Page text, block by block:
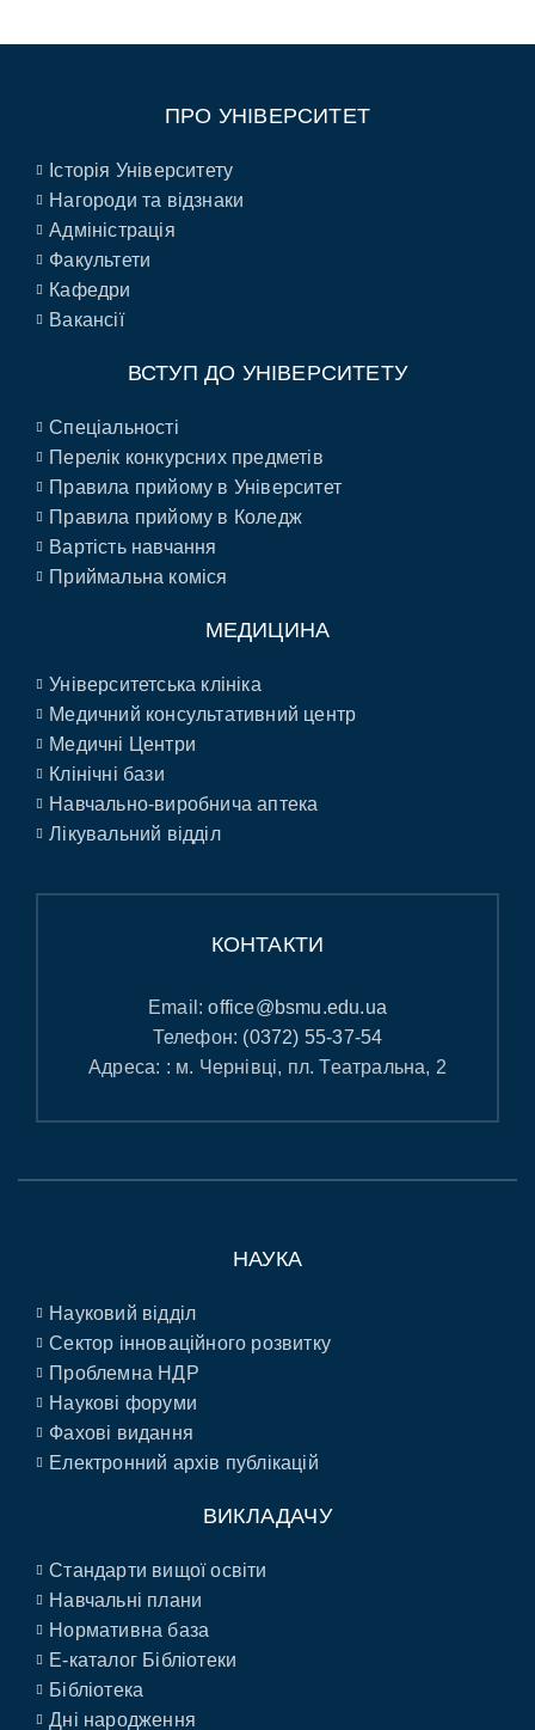
ПРО УНІВЕРСИТЕТ
Історія Університету
Нагороди та відзнаки
Адміністрація
Факультети
Кафедри
Вакансії
ВСТУП ДО УНІВЕРСИТЕТУ
Спеціальності
Перелік конкурсних предметів
Правила прийому в Університет
Правила прийому в Коледж
Вартість навчання
Приймальна коміся
МЕДИЦИНА
Університетська клініка
Медичний консультативний центр
Медичні Центри
Клінічні бази
Навчально-виробнича аптека
Лікувальний відділ
КОНТАКТИ
Email:office@bsmu.edu.ua
Телефон: (0372) 55-37-54
Адреса: : м. Чернівці, пл. Театральна, 2
НАУКА
Науковий відділ
Сектор інноваційного розвитку
Проблемна НДР
Наукові форуми
Фахові видання
Електронний архів публікацій
ВИКЛАДАЧУ
Стандарти вищої освіти
Навчальні плани
Нормативна база
E-каталог Бібліотеки
Бібліотека
Дні народження